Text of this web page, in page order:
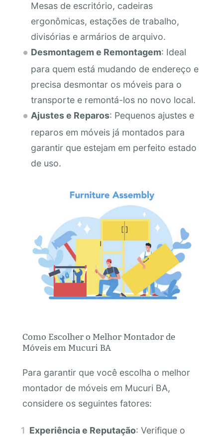
Mesas de escritório, cadeiras
ergonômicas, estações de trabalho,
divisórias e armários de arquivo.
Desmontagem e Remontagem: Ideal
para quem está mudando de endereço e
precisa desmontar os móveis para o
transporte e remontá-los no novo local.
Ajustes e Reparos: Pequenos ajustes e
reparos em móveis já montados para
garantir que estejam em perfeito estado
de uso.
Como Escolher o Melhor Montador de
Móveis em Mucuri BA
Para garantir que você escolha o melhor
montador de móveis em Mucuri BA,
considere os seguintes fatores:
Experiência e Reputação: Verifique o